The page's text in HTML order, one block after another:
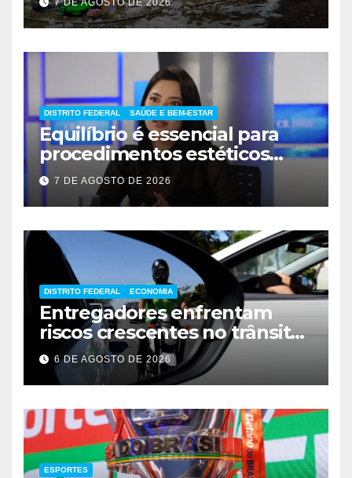
7 DE AGOSTO DE 2026
DISTRITO FEDERAL SAÚDE E BEM-ESTAR
Equilíbrio é essencial para
procedimentos estéticos
seguros
7 DE AGOSTO DE 2026
DISTRITO FEDERAL ECONOMIA
Entregadores enfrentam
riscos crescentes no trânsito
de Brasília
6 DE AGOSTO DE 2026
ESPORTES